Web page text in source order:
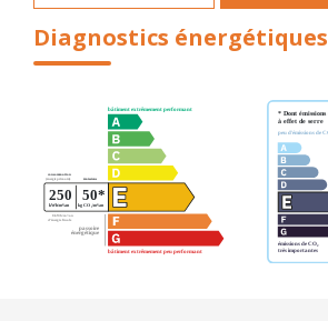
Diagnostics énergétiques